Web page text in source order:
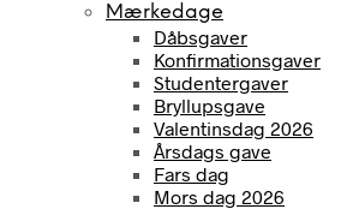
Mærkedage
Dåbsgaver
Konfirmationsgaver
Studentergaver
Bryllupsgave
Valentinsdag 2026
Årsdags gave
Fars dag
Mors dag 2026